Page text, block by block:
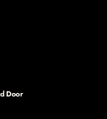
Door